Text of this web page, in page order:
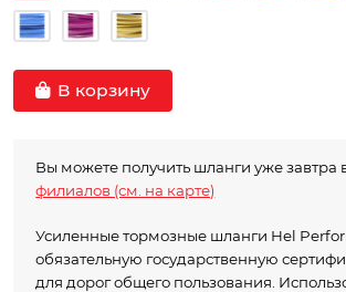
В корзину
Вы можете получить шланги уже
филиалов (см. на карте)
Усиленные тормозные шланги Hel
обязательную государственную
для дорог общего пользования.